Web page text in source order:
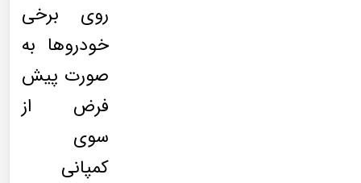
روی برخی
خودروها به
صورت پیش
فرض از
سوی
کمپانی